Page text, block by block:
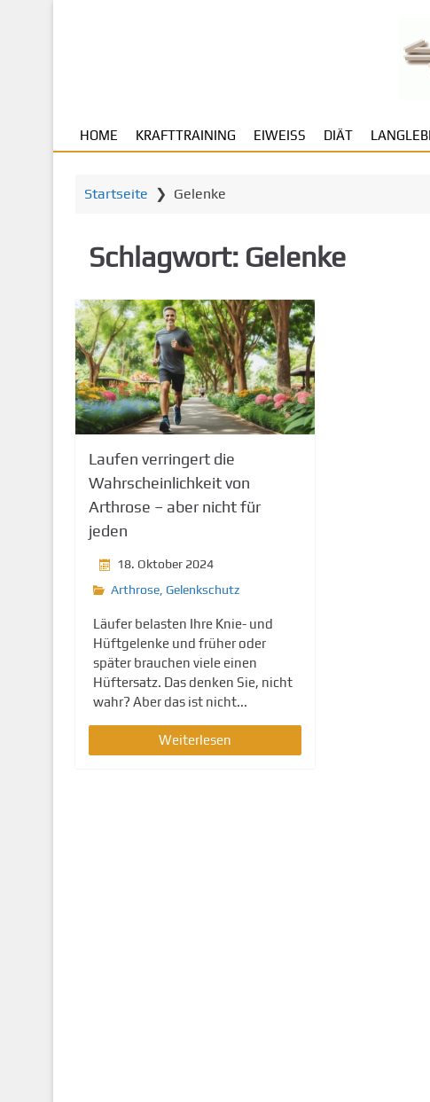
t
HOME KRAFTTRAINING EIWEISS DIÄT
Startseite ❯ Gelenke
Schlagwort: Gelenke
Laufen verringert die
Wahrscheinlichkeit von
Arthrose – aber nicht für
jeden
18. Oktober 2024
Arthrose, Gelenkschutz
Läufer belasten Ihre Knie- und
Hüftgelenke und früher oder
später brauchen viele einen
Hüftersatz. Das denken Sie, nicht
wahr? Aber das ist nicht...
Weiterlesen